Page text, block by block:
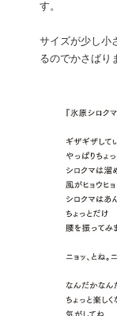
す。
サイズが少し小
るのでかさばり